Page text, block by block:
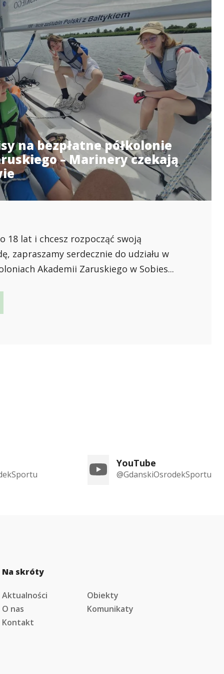
na bezpłatne półkolonie
– Marinery czekają
18 lat i chcesz rozpocząć swoją
zapraszamy serdecznie do udziału w
Akademii Zaruskiego w Sobies...
YouTube
@GdanskiOsrodekSportu
Na skróty
Aktualności
Obiekty
O nas
Komunikaty
Kontakt